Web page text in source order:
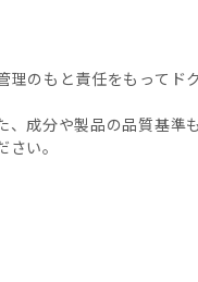
のもと責任をもってド
成分や製品の品質基
い。